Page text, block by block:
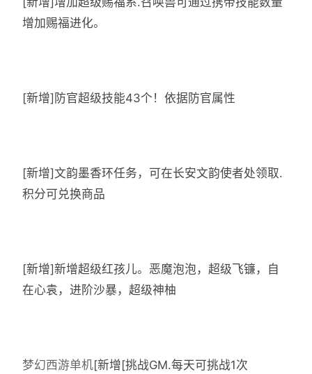
增加赐福进化。
[新增]防官超级技能43个！依据防官属性
[新增]文韵墨香环任务，可在长安文韵使者处领取.
积分可兑换商品
[新增]新增超级红孩儿。恶魔泡泡，超级飞镰，自
在心袁，进阶沙暴，超级神柚
梦幻西游单机[新增[挑战GM.每天可挑战1次